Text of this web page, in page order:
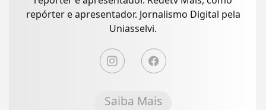
repórter e apresentador. Jornalismo Digital pela
Uniasselvi.
Saiba Mais